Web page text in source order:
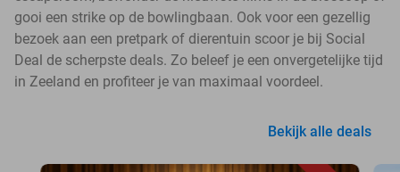
gooi een strike op de bowlingbaan. Ook voor een gezellig
bezoek aan een pretpark of dierentuin scoor je bij Social
Deal de scherpste deals. Zo beleef je een onvergetelijke tijd
in Zeeland en profiteer je van maximaal voordeel.
Bekijk alle deals